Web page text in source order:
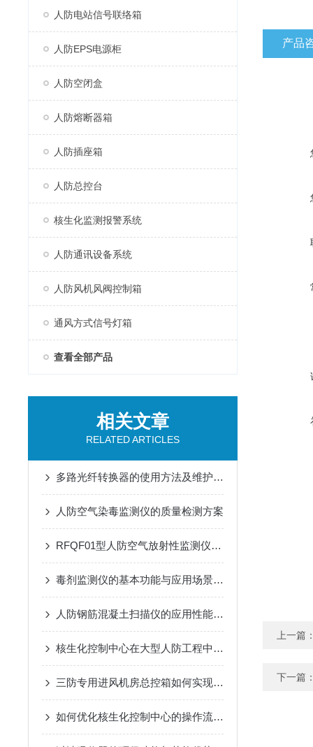
人防电站信号联络箱
人防EPS电源柜
人防空闭盒
人防熔断器箱
人防插座箱
人防总控台
核生化监测报警系统
人防通讯设备系统
人防风机风阀控制箱
通风方式信号灯箱
查看全部产品
相关文章
RELATED ARTICLES
多路光纤转换器的使用方法及维护方法
人防空气染毒监测仪的质量检测方案
RFQF01型人防空气放射性监测仪的工作原理与技术特点
毒剂监测仪的基本功能与应用场景说明
人防钢筋混凝土扫描仪的应用性能研究
核生化控制中心在大型人防工程中空气质量监测传感器的集成
三防专用进风机房总控箱如何实现风量智能调节与应急切换？
如何优化核生化控制中心的操作流程？
产品
上一篇
下一篇